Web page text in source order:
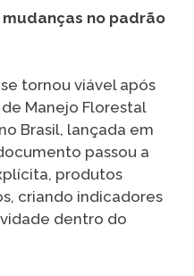
no padrão
tornou viável após
Manejo Florestal
Brasil, lançada em
passou a
produtos
criando indicadores
dentro do